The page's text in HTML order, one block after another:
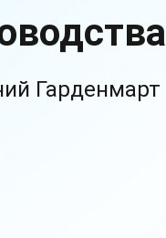
Гарденмарт